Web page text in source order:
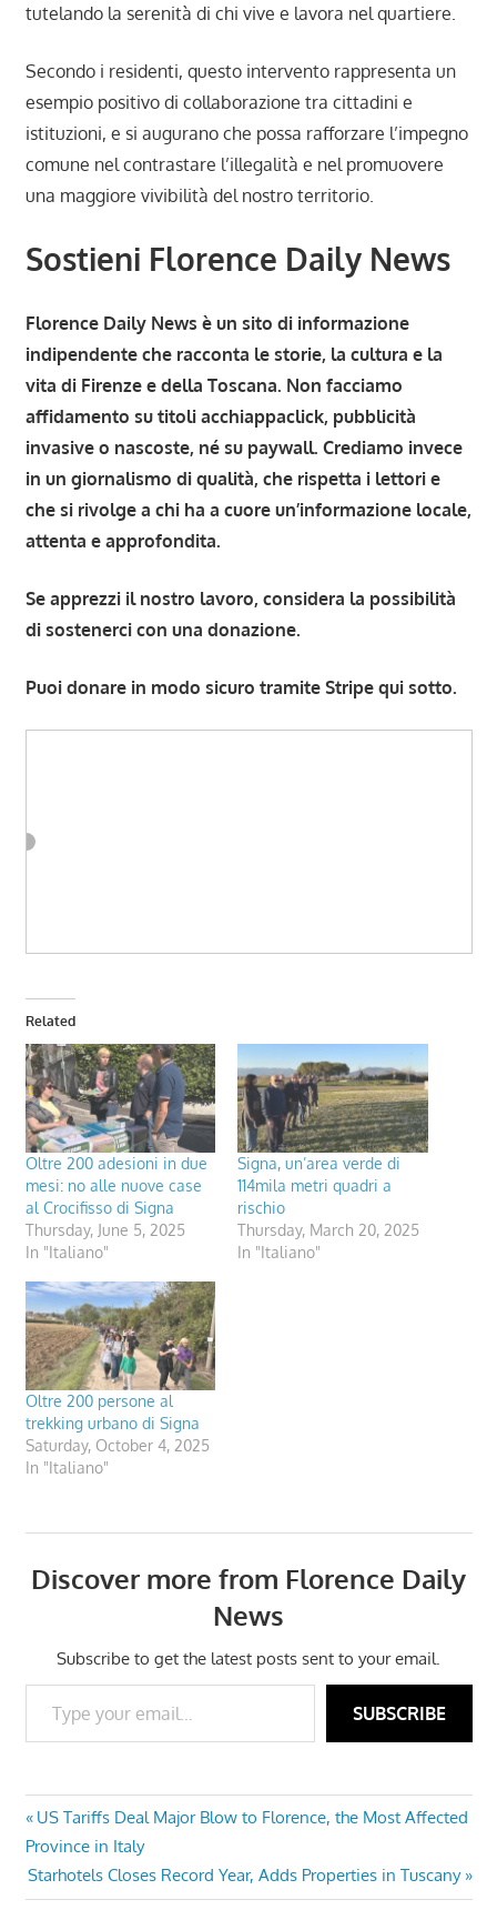
tutelando la serenità di chi vive e lavora nel quartiere.
Secondo i residenti, questo intervento rappresenta un
esempio positivo di collaborazione tra cittadini e
istituzioni, e si augurano che possa rafforzare l’impegno
comune nel contrastare l’illegalità e nel promuovere
una maggiore vivibilità del nostro territorio.
Sostieni Florence Daily News
Florence Daily News è un sito di informazione
indipendente che racconta le storie, la cultura e la
vita di Firenze e della Toscana. Non facciamo
affidamento su titoli acchiappaclick, pubblicità
invasive o nascoste, né su paywall. Crediamo invece
in un giornalismo di qualità, che rispetta i lettori e
che si rivolge a chi ha a cuore un’informazione locale,
attenta e approfondita.
Se apprezzi il nostro lavoro, considera la possibilità
di sostenerci con una donazione.
Puoi donare in modo sicuro tramite Stripe qui sotto.
Related
Oltre 200 adesioni in due
mesi: no alle nuove case
al Crocifisso di Signa
Thursday, June 5, 2025
In "Italiano"
Signa, un’area verde di
114mila metri quadri a
rischio
Thursday, March 20, 2025
In "Italiano"
Oltre 200 persone al
trekking urbano di Signa
Saturday, October 4, 2025
In "Italiano"
Discover more from Florence Daily
News
Subscribe to get the latest posts sent to your email.
Type your email…
SUBSCRIBE
Post
navigation
Previous
Post:
US Tariffs Deal Major Blow to Florence, the Most Affected
Province in Italy
Next
Post:
Starhotels Closes Record Year, Adds Properties in Tuscany